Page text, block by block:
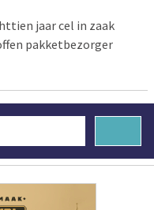
jaar cel in zaak
pakketbezorger